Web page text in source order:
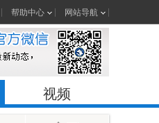
帮助中心 网站导航
视频